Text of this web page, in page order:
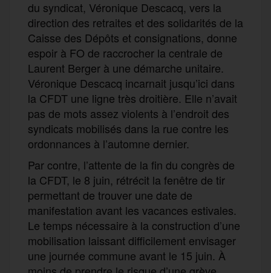
du syndicat, Véronique Descacq, vers la
direction des retraites et des solidarités de la
Caisse des Dépôts et consignations, donne
espoir à FO de raccrocher la centrale de
Laurent Berger à une démarche unitaire.
Véronique Descacq incarnait jusqu’ici dans
la CFDT une ligne très droitière. Elle n’avait
pas de mots assez violents à l’endroit des
syndicats mobilisés dans la rue contre les
ordonnances à l’automne dernier.
Par contre, l’attente de la fin du congrès de
la CFDT, le 8 juin, rétrécit la fenêtre de tir
permettant de trouver une date de
manifestation avant les vacances estivales.
Le temps nécessaire à la construction d’une
mobilisation laissant difficilement envisager
une journée commune avant le 15 juin. À